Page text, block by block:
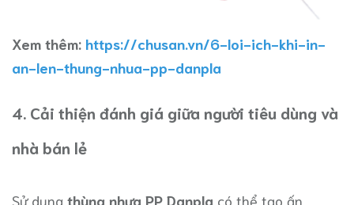
Xem thêm: https://chusan.vn/6-loi-ich-khi-in-
an-len-thung-nhua-pp-danpla
4. Cải thiện đánh giá giữa người tiêu dùng và
nhà bán lẻ
Sử dụng thùng nhựa PP Danpla có thể tạo ấn